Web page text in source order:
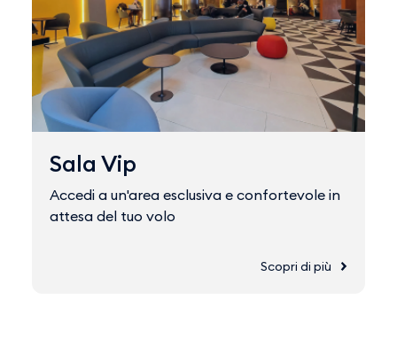
Sala Vip
Accedi a un'area esclusiva e confortevole in
attesa del tuo volo
Scopri di più